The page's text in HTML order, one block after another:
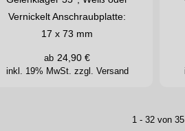
Vernickelt Anschraubplatte:
17 x 73 mm
inkl. 19% MwSt. zzgl. Versand
ab 24,90 €
1 - 32 von 35